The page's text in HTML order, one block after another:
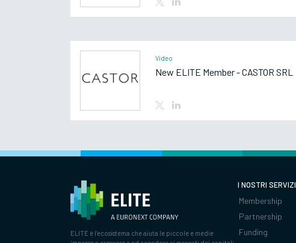
Video
New ELITE Member - CASTOR SRL
ELITE è l’ecosistema che aiuta le piccole e medie
I NOSTRI SERVIZI
Membership
Partnership
Funding